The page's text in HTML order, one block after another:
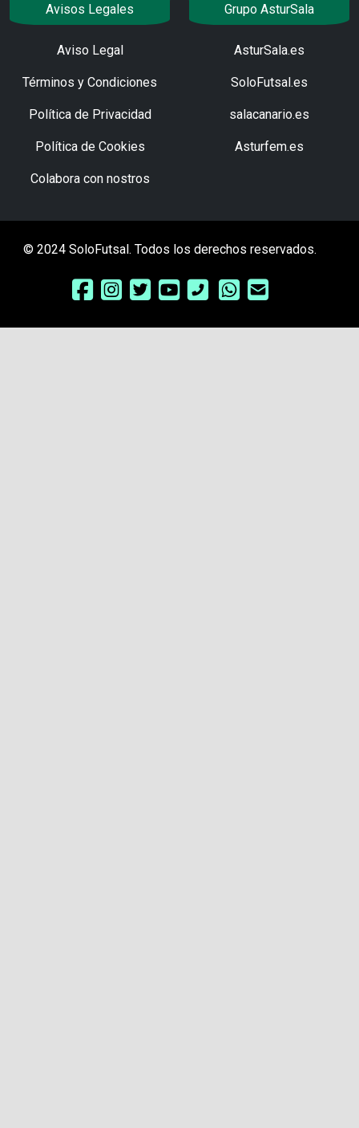
Avisos Legales
Aviso Legal
Términos y Condiciones
Política de Privacidad
Política de Cookies
Colabora con nostros
Grupo AsturSala
AsturSala.es
SoloFutsal.es
salacanario.es
Asturfem.es
© 2024 SoloFutsal. Todos los derechos reservados.